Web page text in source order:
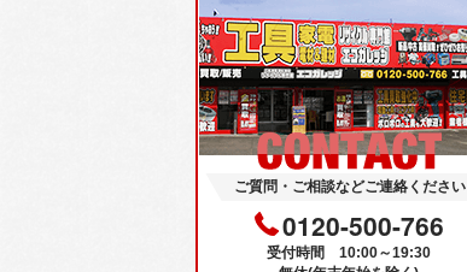
ご質問・ご相談などご連絡ください
0120-500-766
受付時間 10:00～19:30